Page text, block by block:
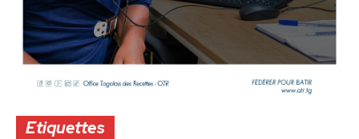
Etiquettes